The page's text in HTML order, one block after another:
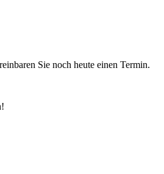
Sie noch heute einen Termin.